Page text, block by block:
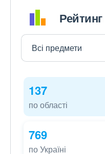
137
по області
769
по Україні